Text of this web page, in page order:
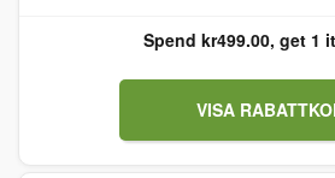
Spend kr499.00, get 1
VISA